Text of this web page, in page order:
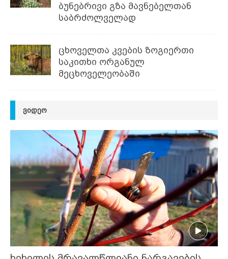
ბუნებრივი გზა მავნებელთან
საბრძოლველად
ცხოველთა კვების ზოგიერთი
საკითხი ორგანულ
მეცხოველეობაში
ᲕᲘᲓᲔᲝ